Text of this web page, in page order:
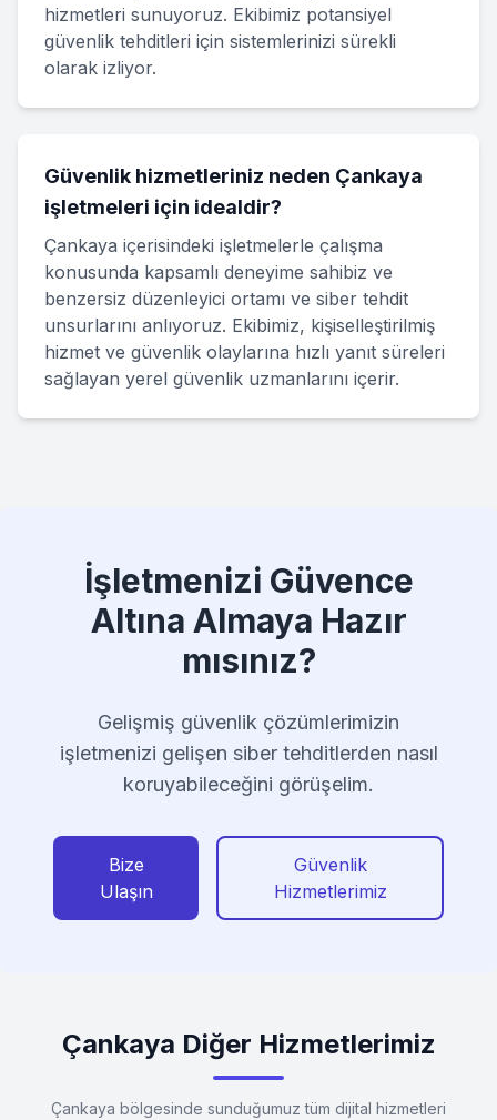
hizmetleri sunuyoruz. Ekibimiz potansiyel
güvenlik tehditleri için sistemlerinizi sürekli
olarak izliyor.
Güvenlik hizmetleriniz neden Çankaya
işletmeleri için idealdir?
Çankaya içerisindeki işletmelerle çalışma
konusunda kapsamlı deneyime sahibiz ve
benzersiz düzenleyici ortamı ve siber tehdit
unsurlarını anlıyoruz. Ekibimiz, kişiselleştirilmiş
hizmet ve güvenlik olaylarına hızlı yanıt süreleri
sağlayan yerel güvenlik uzmanlarını içerir.
İşletmenizi Güvence
Altına Almaya Hazır
mısınız?
Gelişmiş güvenlik çözümlerimizin
işletmenizi gelişen siber tehditlerden nasıl
koruyabileceğini görüşelim.
Bize
Ulaşın
Güvenlik
Hizmetlerimiz
Çankaya Diğer Hizmetlerimiz
Çankaya bölgesinde sunduğumuz tüm dijital hizmetleri